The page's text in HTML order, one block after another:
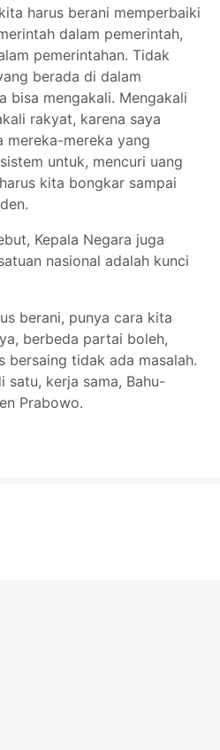
harus berani memperbaiki
dalam pemerintah,
pemerintahan. Tidak
berada di dalam
bisa mengakali. Mengakali
rakyat, karena saya
mereka-mereka yang
untuk, mencuri uang
kita bongkar sampai
Kepala Negara juga
nasional adalah kunci
berani, punya cara kita
berbeda partai boleh,
bersaing tidak ada masalah.
satu, kerja sama, Bahu-
Prabowo.